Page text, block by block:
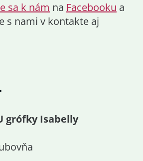
sa k nám na Facebooku a
s nami v kontakte aj
grófky Isabelly